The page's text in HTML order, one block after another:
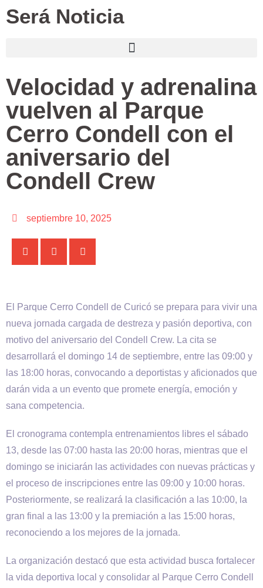
Será Noticia
Velocidad y adrenalina
vuelven al Parque
Cerro Condell con el
aniversario del
Condell Crew
septiembre 10, 2025
El Parque Cerro Condell de Curicó se prepara para vivir una
nueva jornada cargada de destreza y pasión deportiva, con
motivo del aniversario del Condell Crew. La cita se
desarrollará el domingo 14 de septiembre, entre las 09:00 y
las 18:00 horas, convocando a deportistas y aficionados que
darán vida a un evento que promete energía, emoción y
sana competencia.
El cronograma contempla entrenamientos libres el sábado
13, desde las 07:00 hasta las 20:00 horas, mientras que el
domingo se iniciarán las actividades con nuevas prácticas y
el proceso de inscripciones entre las 09:00 y 10:00 horas.
Posteriormente, se realizará la clasificación a las 10:00, la
gran final a las 13:00 y la premiación a las 15:00 horas,
reconociendo a los mejores de la jornada.
La organización destacó que esta actividad busca fortalecer
la vida deportiva local y consolidar al Parque Cerro Condell